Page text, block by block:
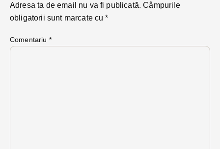
Adresa ta de email nu va fi publicată. Câmpurile
obligatorii sunt marcate cu*
Comentariu *